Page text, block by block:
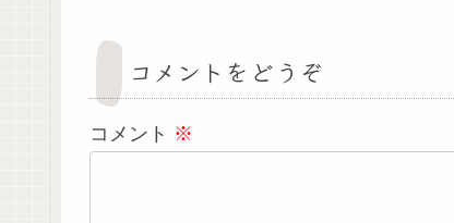
コメントをどうぞ
コメント ※